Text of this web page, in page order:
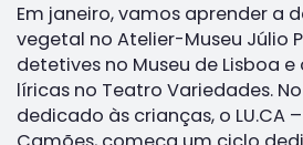
Em janeiro, vamos aprender a
vegetal no Atelier-Museu Júlio
detetives no Museu de Lisboa
líricas no Teatro Variedades.
dedicado às crianças, o LU.CA